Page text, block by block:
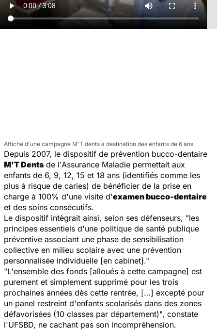
Affiche d'une campagne M'T dents à destination des enfants de 6 ans.
Depuis 2007, le dispositif de prévention bucco-dentaire
M'T Dents de l'Assurance Maladie permettait aux
enfants de 6, 9, 12, 15 et 18 ans (identifiés comme les
plus à risque de caries) de bénéficier de la prise en
charge à 100% d'une visite d'examen bucco-dentaire
et des soins consécutifs.
Le dispositif intègrait ainsi, selon ses défenseurs, "les
principes essentiels d'une politique de santé publique
préventive associant une phase de sensibilisation
collective en milieu scolaire avec une prévention
personnalisée individuelle [en cabinet]."
"L'ensemble des fonds [alloués à cette campagne] est
purement et simplement supprimé pour les trois
prochaines années dès cette rentrée, […] excepté pour
un panel restreint d'enfants scolarisés dans des zones
défavorisées (10 classes par département)", constate
l'UFSBD, ne cachant pas son incompréhension.